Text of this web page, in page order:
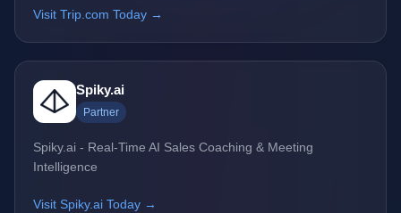
Visit Trip.com Today →
Spiky.ai
Partner
Spiky.ai - Real-Time AI Sales Coaching & Meeting
Intelligence
Visit Spiky.ai Today →